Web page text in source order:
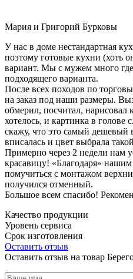
Мария и Григорий Бурковы
У нас в доме нестандартная
поэтому готовые кухни (хоть
вариант. Мы с мужем много
подходящего варианта.
После всех походов по
на заказ под наши размеры.
обмерил, посчитал,
хотелось, и картинка в голове
скажу, что это самый дешевый
вписалась и цвет выбрала
Примерно через 2 недели нам
красавицу! «Благодаря»
помучиться с монтажом
получился отменный.
Большое всем спасибо!
Качество продукции
Уровень сервиса
Срок изготовления
Оставить отзыв
Оставить отзыв на товар